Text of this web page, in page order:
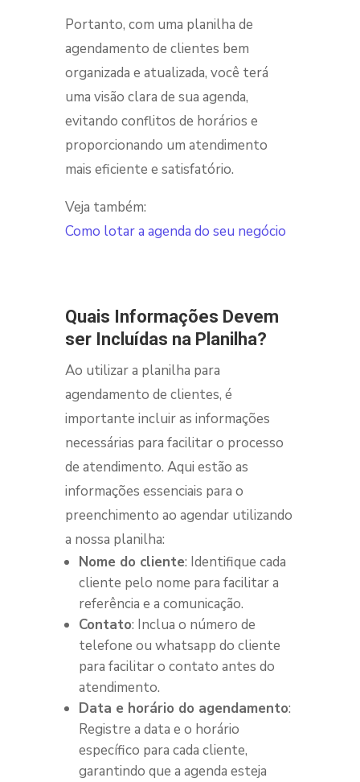
Portanto, com uma planilha de
agendamento de clientes bem
organizada e atualizada, você terá
uma visão clara de sua agenda,
evitando conflitos de horários e
proporcionando um atendimento
mais eficiente e satisfatório.
Veja também:
Como lotar a agenda do seu negócio
Quais Informações Devem
ser Incluídas na Planilha?
Ao utilizar a planilha para
agendamento de clientes, é
importante incluir as informações
necessárias para facilitar o processo
de atendimento. Aqui estão as
informações essenciais para o
preenchimento ao agendar utilizando
a nossa planilha:
Nome do cliente: Identifique cada
cliente pelo nome para facilitar a
referência e a comunicação.
Contato: Inclua o número de
telefone ou whatsapp do cliente
para facilitar o contato antes do
atendimento.
Data e horário do agendamento:
Registre a data e o horário
específico para cada cliente,
garantindo que a agenda esteja